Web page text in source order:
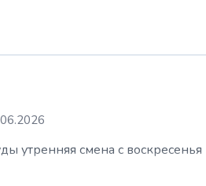
утренняя смена с